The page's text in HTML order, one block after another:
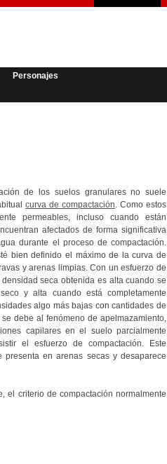
Personajes
de los suelos granulares no suele
curva de compactación. Como estos
permeables, incluso cuando están
afectados de forma significativa
durante el proceso de compactación.
bien definido el máximo de la curva de
y arenas limpias. Con un esfuerzo de
seca obtenida es alta cuando se
y alta cuando está completamente
algo más bajas con cantidades de
debe al fenómeno de apelmazamiento,
capilares en el suelo parcialmente
el esfuerzo de compactación. Este
presenta en arenas secas y desaparece
el criterio de compactación normalmente